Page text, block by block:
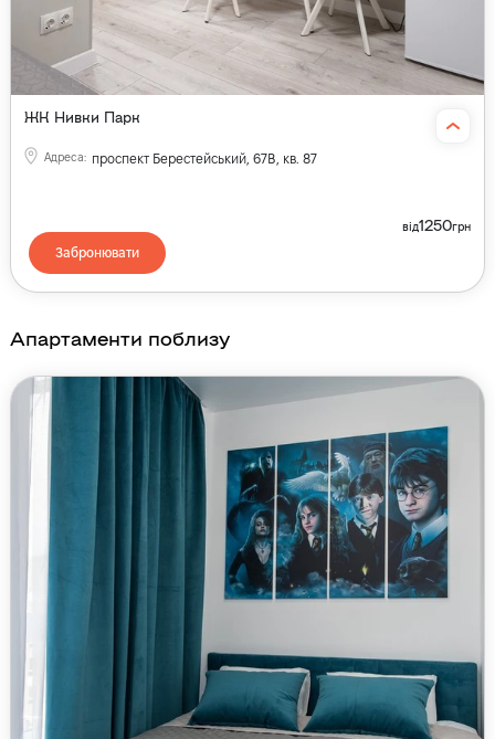
ЖК Нивки Парк
Адреса: проспект Берестейський, 67В, кв. 87
від1250грн
Забронювати
Апартаменти поблизу